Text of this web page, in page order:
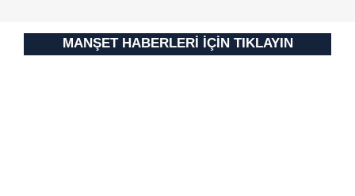
MANŞET HABERLERİ İÇİN TIKLAYIN